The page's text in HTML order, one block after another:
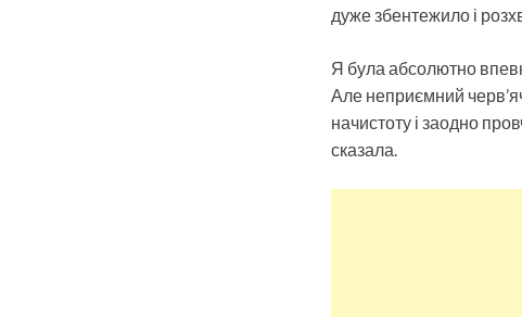
дуже збентежило і
Я була абсолютно
Але неприємний
начистоту і заодно
сказала.